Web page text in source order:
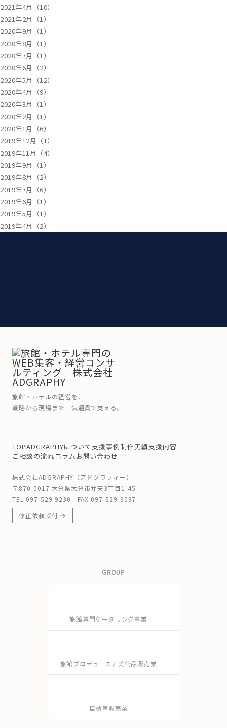
2021年4月（10）
2021年2月（1）
2020年9月（1）
2020年8月（1）
2020年7月（1）
2020年6月（2）
2020年5月（12）
2020年4月（9）
2020年3月（1）
2020年2月（1）
2020年1月（6）
2019年12月（1）
2019年11月（4）
2019年9月（1）
2019年8月（2）
2019年7月（6）
2019年6月（1）
2019年5月（1）
2019年4月（2）
旅館・ホテルの経営を、
戦略から現場まで一気通貫で支える。
TOPADGRAPHYについて支援事例制作実績支援内容
ご相談の流れコラムお問い合わせ
株式会社ADGRAPHY（アドグラフィー）
〒870-0017 大分県大分市弁天3丁目1-45
TEL 097-529-9230
FAX 097-529-9097
修正依頼受付
GROUP
旅館専門ケータリング事業
旅館プロデュース / 美術品販売業
自動車販売業